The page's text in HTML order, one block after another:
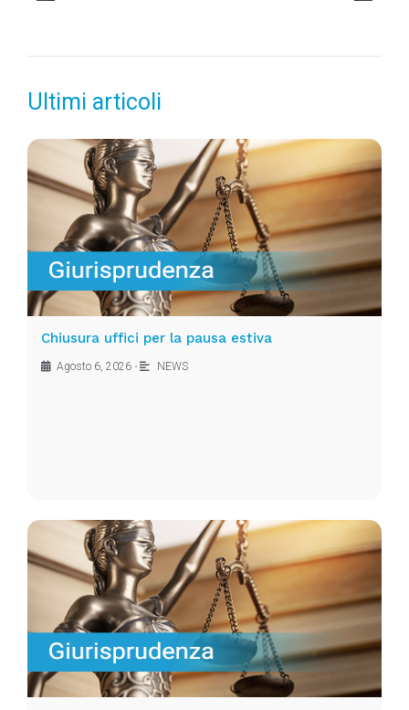
Ultimi articoli
Chiusura uffici per la pausa estiva
Agosto 6, 2026 • NEWS